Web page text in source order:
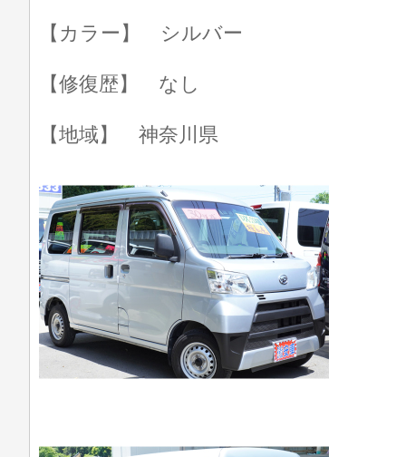
【カラー】 シルバー
【修復歴】 なし
【地域】 神奈川県